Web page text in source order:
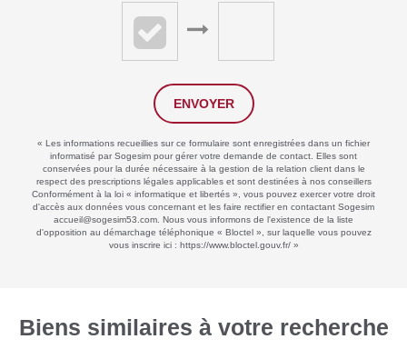
ENVOYER
« Les informations recueillies sur ce formulaire sont enregistrées dans un fichier
informatisé par Sogesim pour gérer votre demande de contact. Elles sont
conservées pour la durée nécessaire à la gestion de la relation client dans le
respect des prescriptions légales applicables et sont destinées à nos conseillers
Conformément à la loi « informatique et libertés », vous pouvez exercer votre droit
d'accès aux données vous concernant et les faire rectifier en contactant Sogesim
accueil@sogesim53.com. Nous vous informons de l'existence de la liste
d'opposition au démarchage téléphonique « Bloctel », sur laquelle vous pouvez
vous inscrire ici : https://www.bloctel.gouv.fr/»
Biens similaires à votre recherche